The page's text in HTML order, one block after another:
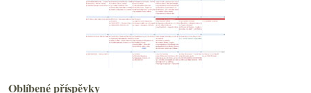
►2016(250)
Oblíbené příspěvky